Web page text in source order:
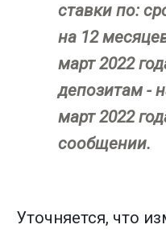
ставки по:
на 12
март 2022
депозитам -
март 2022
сообщении.
Уточняется, что